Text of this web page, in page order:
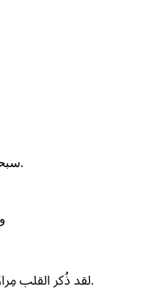
سبحان الله، جميعنا كبشر لدينا قلوب.
لقد ذُكر القلب مِرارًا في القرآن، وفي سُنّة الرسول ﷺ.